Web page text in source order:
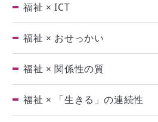
福祉 × ICT
福祉 × おせっかい
福祉 × 関係性の質
福祉 × 「生きる」の連続性